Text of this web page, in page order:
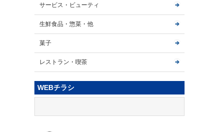
サービス・ビューティ
生鮮食品・惣菜・他
菓子
レストラン・喫茶
WEBチラシ